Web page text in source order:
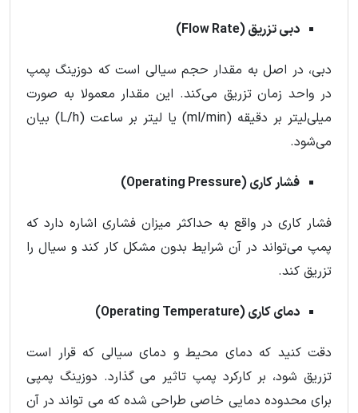
دبی تزریق (Flow Rate)
دبی، در اصل به مقدار حجم سیالی است که دوزینگ پمپ
در واحد زمان تزریق می‌کند. این مقدار معمولا به صورت
میلی‌لیتر بر دقیقه (ml/min) یا لیتر بر ساعت (L/h) بیان
می‌شود.
فشار کاری (Operating Pressure)
فشار کاری در واقع به حداکثر میزان فشاری اشاره دارد که
پمپ می‌تواند در آن شرایط بدون مشکل کار کند و سیال را
تزریق کند.
دمای کاری (Operating Temperature)
دقت کنید که دمای محیط و دمای سیالی که قرار است
تزریق شود، بر کارکرد پمپ تاثیر می گذارد. دوزینگ پمپی
برای محدوده دمایی خاصی طراحی شده که می تواند در آن